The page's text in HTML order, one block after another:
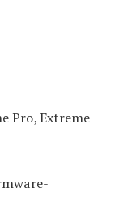
Pro, Extreme